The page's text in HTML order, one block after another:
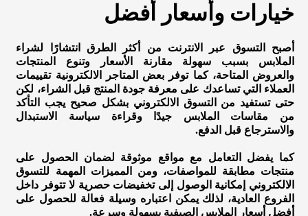
خيارات وأسعار أفضل
أصبح التسوق عبر الانترنت من أكثر الطرق انتشارًا لشراء
الملابس بسبب سهولة مقارنة الأسعار وتنوع المنتجات
والعروض المتاحة، كما توفر بعض المتاجر الالكترونية تقييمات
العملاء التي تساعدك على معرفة جودة المنتج قبل الشراء، لكن
حتى تستفيد من التسوق الالكتروني بشكل صحيح يجب التأكد
من مقاسات الملابس جيدًا وقراءة سياسة الاستبدال
والاسترجاع قبل الدفع.
كما يفضل التعامل مع مواقع موثوقة لضمان الحصول على
منتجات مطابقة للمواصفات، ومن المميزات المهمة للتسوق
الالكتروني إمكانية الوصول إلى تخفيضات حصرية لا تتوفر داخل
الفروع العادية، لذلك يمكن اعتباره وسيلة فعالة للحصول على
أفضل أسعار الملابس الصيفية بسهولة وسرعة.